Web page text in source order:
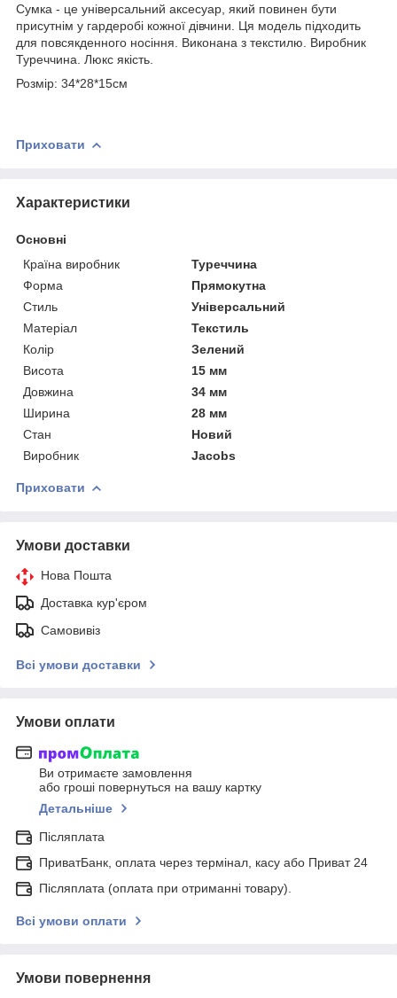
Сумка - це універсальний аксесуар, який повинен бути
присутнім у гардеробі кожної дівчини. Ця модель підходить
для повсякденного носіння. Виконана з текстилю. Виробник
Туреччина. Люкс якість.
Розмір: 34*28*15см
Приховати
Характеристики
Основні
Країна виробник
Туреччина
Форма
Прямокутна
Стиль
Універсальний
Матеріал
Текстиль
Колір
Зелений
Висота
15 мм
Довжина
34 мм
Ширина
28 мм
Стан
Новий
Виробник
Jacobs
Приховати
Умови доставки
Нова Пошта
Доставка кур'єром
Самовивіз
Всі умови доставки
Умови оплати
Ви отримаєте замовлення
або гроші повернуться на вашу картку
Детальніше
Післяплата
ПриватБанк, оплата через термінал, касу або Приват 24
Післяплата (оплата при отриманні товару).
Всі умови оплати
Умови повернення